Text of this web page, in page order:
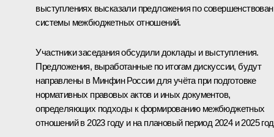
выступлениях высказали предложения по
системы межбюджетных отношений.
Участники заседания обсудили доклады и выступления.
Предложения, выработанные по итогам дискуссии, будут
направлены в Минфин России для учёта при подготовке
нормативных правовых актов и иных документов,
определяющих подходы к формированию межбюджетных
отношений в 2023 году и на плановый период 2024 и 2025